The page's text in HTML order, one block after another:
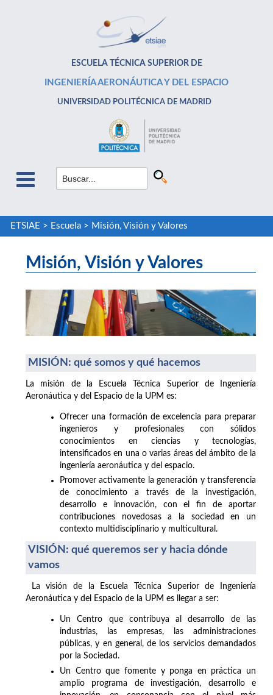
ESCUELA TÉCNICA SUPERIOR DE
INGENIERÍA AERONÁUTICA Y DEL ESPACIO
UNIVERSIDAD POLITÉCNICA DE MADRID
ETSIAE > Escuela> Misión, Visión y Valores
Misión, Visión y Valores
MISIÓN: qué somos y qué hacemos
La misión de la Escuela Técnica Superior de Ingeniería
Aeronáutica y del Espacio de la UPM es:
Ofrecer una formación de excelencia para preparar
ingenieros y profesionales con sólidos
conocimientos en ciencias y tecnologías,
intensificados en una o varias áreas del ámbito de la
ingeniería aeronáutica y del espacio.
Promover activamente la generación y transferencia
de conocimiento a través de la investigación,
desarrollo e innovación, con el fin de aportar
contribuciones novedosas a la sociedad en un
contexto multidisciplinario y multicultural.
VISIÓN: qué queremos ser y hacia dónde
vamos
La visión de la Escuela Técnica Superior de Ingeniería
Aeronáutica y del Espacio de la UPM es llegar a ser:
Un Centro que contribuya al desarrollo de las
industrias, las empresas, las administraciones
públicas, y en general, de los servicios demandados
por la Sociedad.
Un Centro que fomente y ponga en práctica un
amplio programa de investigación, desarrollo e